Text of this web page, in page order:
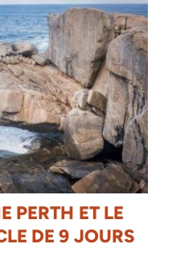
PERTH ET LE
DE 9 JOURS